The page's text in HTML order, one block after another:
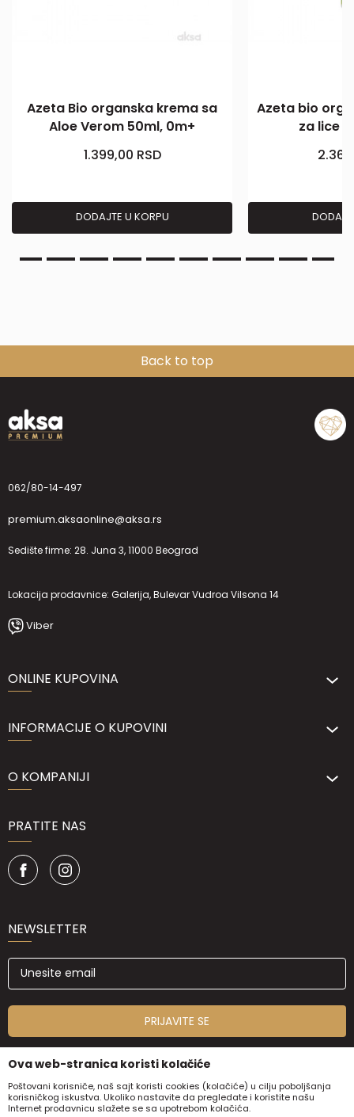
Azeta Bio organska krema sa
Aloe Verom 50ml, 0m+
1.399,00 RSD
DODAJTE U KORPU
Azeta bio
za lice I
Back to top
062/80-14-497
premium.aksaonline@aksa.rs
Sedište firme: 28. Juna 3, 11000 Beograd
Lokacija prodavnice: Galerija, Bulevar Vudroa Vilsona 14
Viber
ONLINE KUPOVINA
INFORMACIJE O KUPOVINI
O KOMPANIJI
PRATITE NAS
NEWSLETTER
PRIJAVITE SE
Ova web-stranica koristi kolačiće
Poštovani korisniče, naš sajt koristi cookies (kolačiće) u cilju poboljšanja
korisničkog iskustva. Ukoliko nastavite da pregledate i koristite našu
Internet prodavnicu slažete se sa upotrebom kolačića.